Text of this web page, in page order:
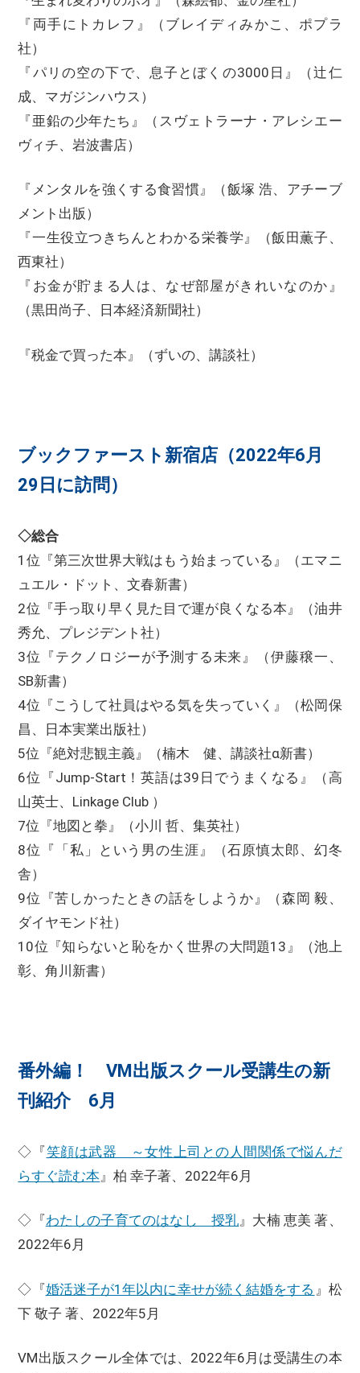
『両手にトカレフ』（ブレイディみかこ、ポプラ
社）
『パリの空の下で、息子とぼくの3000日』（辻仁
成、マガジンハウス）
『亜鉛の少年たち』（スヴェトラーナ・アレシエー
ヴィチ、岩波書店）
『メンタルを強くする食習慣』（飯塚 浩、アチーブ
メント出版）
『一生役立つきちんとわかる栄養学』（飯田薫子、
西東社）
『お金が貯まる人は、なぜ部屋がきれいなのか』
（黒田尚子、日本経済新聞社）
『税金で買った本』（ずいの、講談社）
ブックファースト新宿店（2022年6月
29日に訪問）
◇総合
1位『第三次世界大戦はもう始まっている』（エマニ
ュエル・ドット、文春新書）
2位『手っ取り早く見た目で運が良くなる本』（油井
秀允、プレジデント社）
3位『テクノロジーが予測する未来』（伊藤穣一、
SB新書）
4位『こうして社員はやる気を失っていく』（松岡保
昌、日本実業出版社）
5位『絶対悲観主義』（楠木 健、講談社α新書）
6位『Jump-Start！英語は39日でうまくなる』（高
山英士、Linkage Club ）
7位『地図と拳』（小川 哲、集英社）
8位『「私」という男の生涯』（石原慎太郎、幻冬
舎）
9位『苦しかったときの話をしようか』（森岡 毅、
ダイヤモンド社）
10位『知らないと恥をかく世界の大問題13』（池上
彰、角川新書）
番外編！ VM出版スクール受講生の新
刊紹介 6月
◇『笑顔は武器 ～女性上司との人間関係で悩んだ
らすぐ読む本 』柏 幸子著、2022年6月
◇『わたしの子育てのはなし 授乳』大楠 恵美 著、
2022年6月
◇『婚活迷子が1年以内に幸せが続く結婚をする 』松
下 敬子 著、2022年5月
VM出版スクール全体では、2022年6月は受講生の本